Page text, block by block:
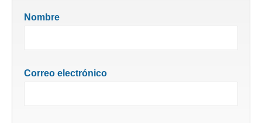
Nombre
Correo electrónico